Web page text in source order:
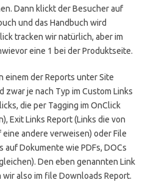
Dann klickt der Besucher auf
und das Handbuch wird
tracken wir natürlich, aber im
eine 1 bei der Produktseite.
einem der Reports unter Site
zwar je nach Typ im Custom Links
die per Tagging im OnClick
Exit Links Report (Links die von
andere verweisen) oder File
auf Dokumente wie PDFs, DOCs
Den eben genannten Link
also im file Downloads Report.